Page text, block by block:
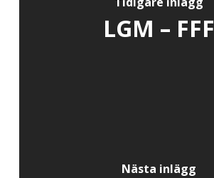
LGM – FFF
Nästa inlägg